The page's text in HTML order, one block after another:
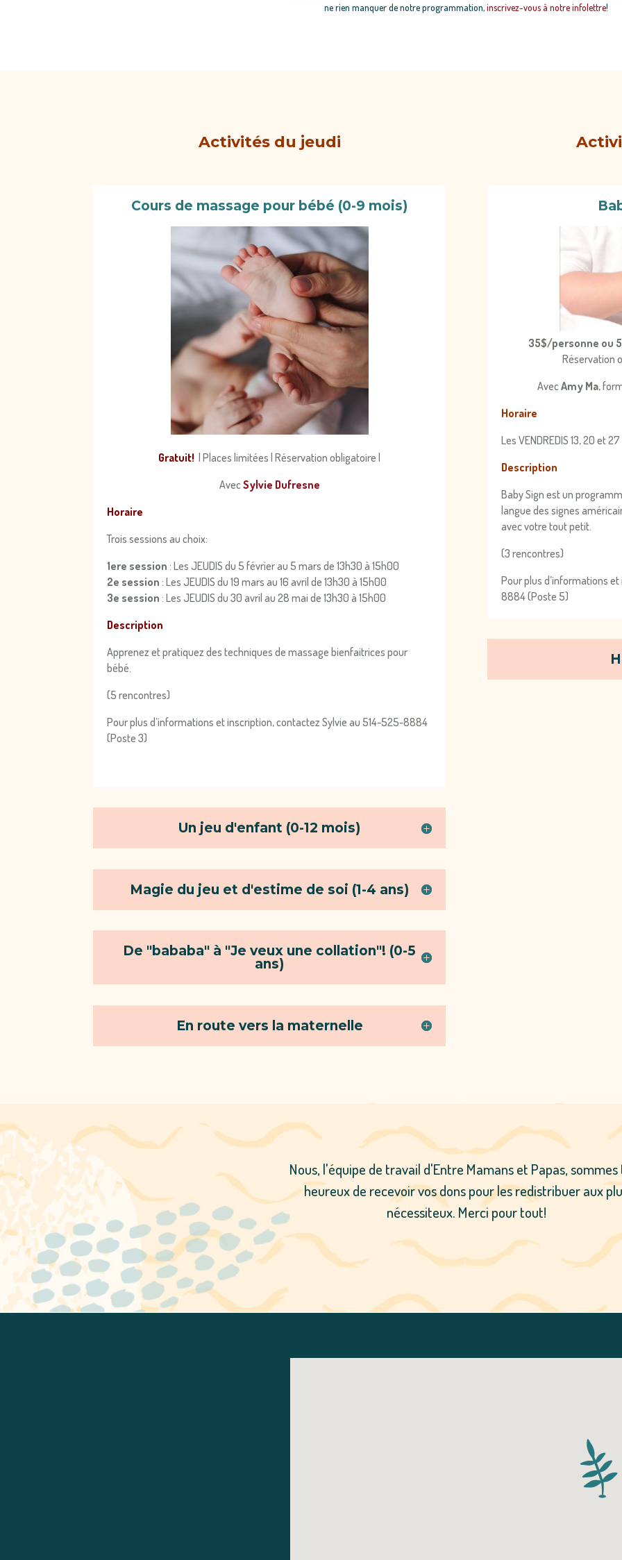
ne rien manquer de notre programmation,inscrivez-vous à notre infolettre!
Activités du jeudi
Cours de massage pour bébé (0-9 mois)
Gratuit! | Places limitées | Réservation obligatoire |
AvecSylvie Dufresne
Horaire
Trois sessions au choix:
1ere session : Les JEUDIS du 5 février au 5 mars de 13h30 à 15h00
2e session : Les JEUDIS du 19 mars au 16 avril de 13h30 à 15h00
3e session : Les JEUDIS du 30 avril au 28 mai de 13h30 à 15h00
Description
Apprenez et pratiquez des techniques de massage bienfaitrices pour
bébé.
(5 rencontres)
Pour plus d’informations et inscription, contactez Sylvie au 514-525-8884
(Poste 3)
Un jeu d'enfant (0-12 mois)
Magie du jeu et d'estime de soi (1-4 ans)
De "bababa" à "Je veux une collation"! (0-5
ans)
En route vers la maternelle
35$/personne ou
Réservation
AvecAmy Ma,
Horaire
Les VENDREDIS 13, 20 et
Description
Baby Sign est un
langue des signes
avec votre tout petit.
(3 rencontres)
Pour plus d’informations
8884 (Poste 5)
Nous, l'équipe de travail d'Entre Mamans et Papas,
heureux de recevoir vos dons pour les redistribuer aux
nécessiteux. Merci pour tout!